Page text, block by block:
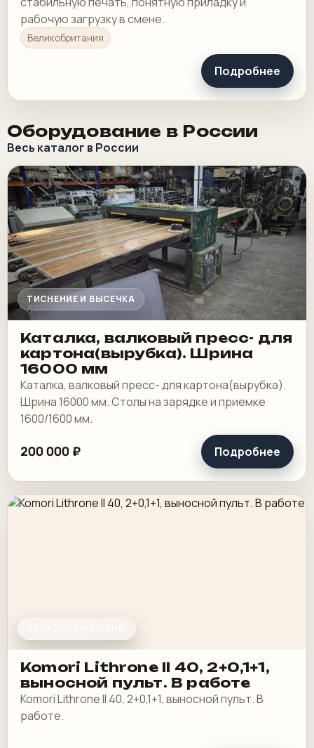
рабочую загрузку в смене.
Великобритания
Подробнее
Оборудование в России
Весь каталог в России
ТИСНЕНИЕ И ВЫСЕЧКА
Каталка, валковый пресс- для
картона(вырубка). Шрина
16000 мм
Каталка, валковый пресс- для картона(вырубка).
Шрина 16000 мм. Столы на зарядке и приемке
1600/1600 мм.
200 000 ₽ Подробнее
Komori Lithrone II 40, 2+0,1+1,
выносной пульт. В работе
Komori Lithrone II 40, 2+0,1+1, выносной пульт. В
работе.